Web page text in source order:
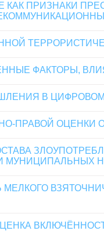
КАК ПРИЗНАКИ
ФАКТОРЫ,
В
ПРАВОЙ ОЦЕНКИ
МУНИЦИПАЛЬНЫХ